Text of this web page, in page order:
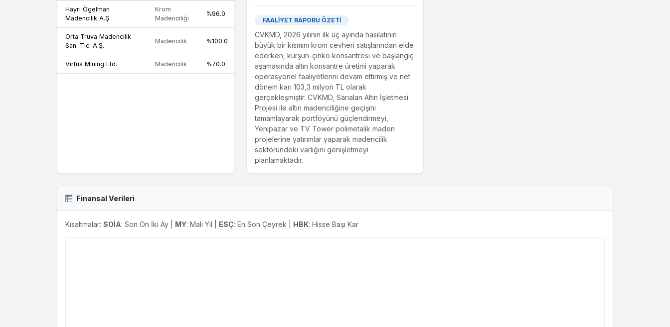
Krom Cevheri Satışına Yönelik Olarak
Anlaşması Hk.
Şirketimiz CVK Maden İşletmeleri Sanayi ve
Ticaret A.Ş. ("CVK Madencilik") ile küresel emtia
şirketi Trafigura Pte. Ltd. ("Trafigura") arasında
başlatılan stratejik işbirliğinin devamı olarak krom
satışına yönelik yeni bir off-take (ön alım)
sözleşmesi imzalanmıştır.Yeni anlaşma
kapsamında, 2026 Ocak – 2027 Ocak
döneminde aylık düzenli sevkiyatlar halinde
gerçekleştirilecek krom cevheri teslimatları
karşılığında Trafigura'dan 70 milyon ABD...
Ticaret A.Ş. (CVK Madencilik) ile küresel emtia
Hayri Ögelman
Madencilik A.Ş.
Krom
Madenciliği
%96.0
Orta Truva Madencilik
San. Tic. A.Ş.
Madencilik %100.0
Virtus Mining Ltd. Madencilik %70.0
FAALİYET RAPORU ÖZETİ
CVKMD, 2026 yılının ilk üç ayında hasılatının
büyük bir kısmını krom cevheri satışlarından elde
ederken, kurşun-çinko konsantresi ve başlangıç
aşamasında altın konsantre üretimi yaparak
operasyonel faaliyetlerini devam ettirmiş ve net
dönem karı 103,3 milyon TL olarak
gerçekleşmiştir. CVKMD, Sarıalan Altın İşletmesi
Projesi ile altın madenciliğine geçişini
tamamlayarak portföyünü güçlendirmeyi,
Yenipazar ve TV Tower polimetalik maden
projelerine yatırımlar yaparak madencilik
sektöründeki varlığını genişletmeyi
planlamaktadır.
Finansal Verileri
Kısaltmalar: SOİA: Son On İki Ay | MY: Mali Yıl | ESÇ: En Son Çeyrek | HBK: Hisse Başı Kar